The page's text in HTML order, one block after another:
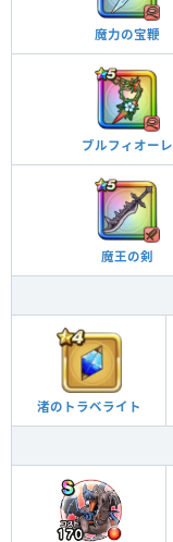
魔力の宝鞭
ブルフィオーレ
魔王の剣
渚のトラベライト